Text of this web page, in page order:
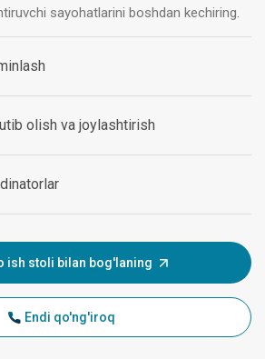
sayohatlarini boshdan kechiring.
olish va joylashtirish
ish stoli bilan bog'laning
Endi qo'ng'iroq